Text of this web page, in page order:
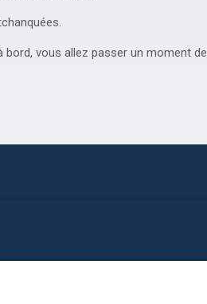
bord, vous allez passer un moment de